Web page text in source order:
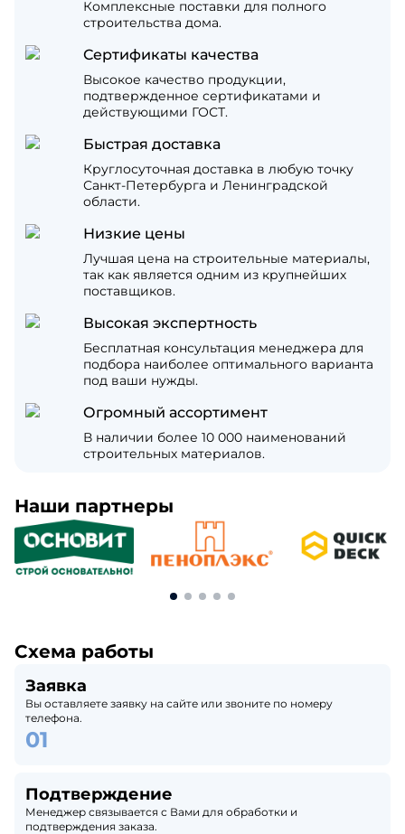
Комплексные поставки для полного
строительства дома.
Сертификаты качества
Высокое качество продукции,
подтвержденное сертификатами и
действующими ГОСТ.
Быстрая доставка
Круглосуточная доставка в любую точку
Санкт-Петербурга и Ленинградской
области.
Низкие цены
Лучшая цена на строительные материалы,
так как является одним из крупнейших
поставщиков.
Высокая экспертность
Бесплатная консультация менеджера для
подбора наиболее оптимального варианта
под ваши нужды.
Огромный ассортимент
В наличии более 10 000 наименований
строительных материалов.
Наши партнеры
Схема работы
Заявка
Вы оставляете заявку на сайте или звоните по номеру
телефона.
Подтверждение
Менеджер связывается с Вами для обработки и
подтверждения заказа.